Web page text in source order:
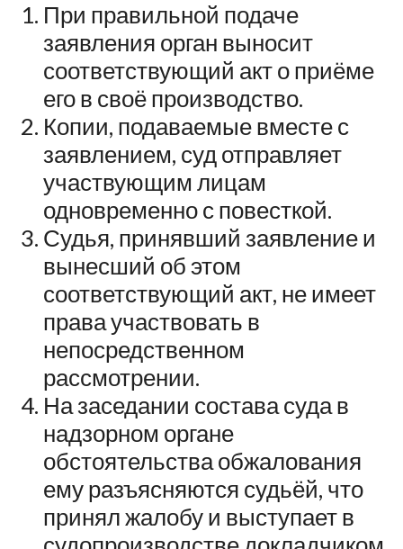
При правильной подаче
заявления орган выносит
соответствующий акт о приёме
его в своё производство.
Копии, подаваемые вместе с
заявлением, суд отправляет
участвующим лицам
одновременно с повесткой.
Судья, принявший заявление и
вынесший об этом
соответствующий акт, не имеет
права участвовать в
непосредственном
рассмотрении.
На заседании состава суда в
надзорном органе
обстоятельства обжалования
ему разъясняются судьёй, что
принял жалобу и выступает в